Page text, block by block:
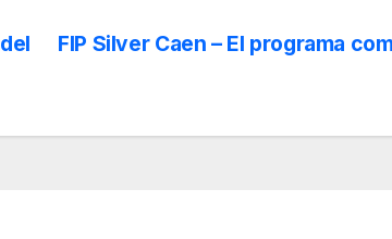
FIP Silver Caen – El programa